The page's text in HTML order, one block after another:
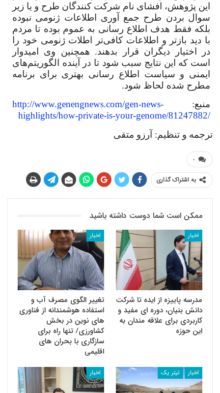
این پژوهش، افشای نام شرکت کنندگان طرح و یا زیر
سوال بردن طرح جمع آوری اطلاعات ژنومی نبوده
بلکه فقط هدف اطلاع رسانی به عموم بوده تا مردم
با دید بازتر و اطلاعات کافی‌تر اطلات ژنومی خود را
در اختیار دیگران قرار بدهند. همچنین وی امیدوار
است که این نتایج سبب شود تا در آینده الگوریتم‌های
ایمنی و سیاست اطلاع رسانی بهتری برای برنامه
مطرح شده لحاظ شود.
منبع: http://www.genengnews.com/gen-news-
highlights/how-private-is-your-genome/81247882/
ترجمه و تنظیم: آرزو متقی
۰
به اشتراک گذاری
ممکن است شما دوست داشته باشید
اخبار
مدرسه پاییزه از ایده تا شرکت
دانش بنیان، دوره ای مفید و
کاربردی برای علاقه مندان به
این حوزه
اخبار
تغییر الگوی مصرف آب و
استفاده هوشمندانه از فناوری
های نوین در بخش
کشاورزی/ تنها راه برای
سازگاری با بحران های
اقلیمی
اخبار تیتر یک اخبار